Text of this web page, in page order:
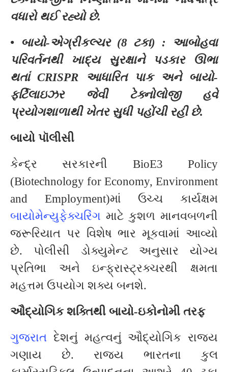
વધારો થઈ રહ્યો છે.
• બાયો-એગ્રીકલ્ચર (8 ટકા) : આબોહવા
પરિવર્તનથી ખાદ્ય સુરક્ષાને પડકાર ઊભા
થતાં CRISPR આધારિત પાક અને બાયો-
ફર્ટિલાઇઝર જેવી ટેક્નોલોજી હવે
પ્રયોગશાળાથી ખેતર સુધી પહોંચી રહી છે.
બાયો પૉલીસી
કેન્દ્ર સરકારની BioE3 Policy
(Biotechnology for Economy, Environment
and Employment)માં ઉચ્ચ કાર્યક્ષમ
બાયોમેન્યુફેક્ચરિંગ માટે કુશળ માનવબળની
જરૂરિયાત પર વિશેષ ભાર મૂકવામાં આવ્યો
છે. પોલીસી ડોક્યુમેન્ટ અનુસાર યોગ્ય
પ્રતિભા અને ઇન્ફ્રાસ્ટ્રક્ચરથી ક્ષમતા
મહત્તમ ઉપયોગ શક્ય બનશે.
ઔદ્યોગિક શક્તિથી બાયો-ઇકોનોમી તરફ
ગુજરાત દેશનું મહત્વનું ઔદ્યોગિક રાજ્ય
ગણાય છે. રાજ્ય ભારતના કુલ